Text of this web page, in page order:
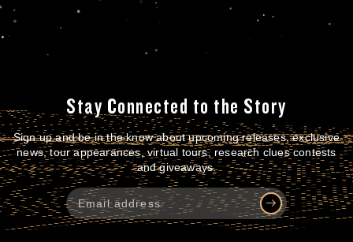
Stay Connected to the Story
Sign up and be in the know about upcoming releases, exclusive
news, tour appearances, virtual tours, research clues contests
and giveaways.